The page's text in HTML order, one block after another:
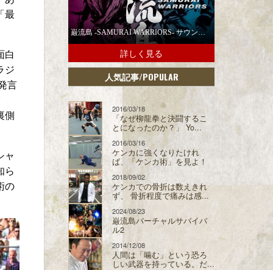
最
白
ジ
言
側
ャ
ら
の
巌流島 -SAMURAI WARRIORS- サウンドトラックの配信スタート！
詳しく見る
人気記事/POPULAR
2016/03/18
「なぜ柳龍拳と決闘するこ
とになったのか？」 Yo...
2016/03/16
ケンカに強くなりたけれ
ば、「ケンカ術」を見よ！
2018/09/02
ケンカでの骨折は数えきれ
ず、 骨折程度で痛みは感...
2024/08/23
巌流島バーチャルサバイバ
ル2
2014/12/08
人間は「噛む」という恐ろ
しい武器を持っている。だ...